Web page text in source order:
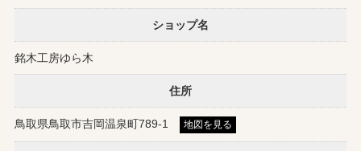
ショップ名
銘木工房ゆら木
住所
鳥取県鳥取市吉岡温泉町789-1 地図を見る